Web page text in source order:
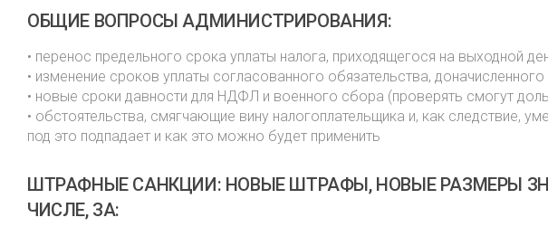
ОБЩИЕ ВОПРОСЫ АДМИНИСТРИРОВАНИЯ:
• перенос предельного срока уплаты налога, приходящегося на выходной
• изменение сроков уплаты согласованного обязательства,
• новые сроки давности для НДФЛ и военного сбора (проверять смогут
• обстоятельства, смягчающие вину налогоплательщика и, как следствие,
под это подпадает и как это можно будет применить
ШТРАФНЫЕ САНКЦИИ: НОВЫЕ ШТРАФЫ, НОВЫЕ РАЗМЕРЫ
ЧИСЛЕ, ЗА: